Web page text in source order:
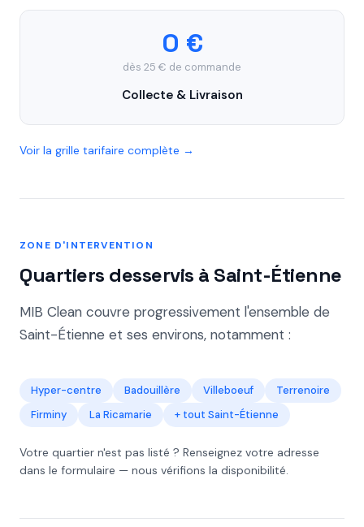
0 €
dès 25 € de commande
Collecte & Livraison
Voir la grille tarifaire complète →
ZONE D'INTERVENTION
Quartiers desservis à Saint-Étienne
MIB Clean couvre progressivement l'ensemble de
Saint-Étienne et ses environs, notamment :
Hyper-centre Badouillère Villeboeuf
Terrenoire
Firminy
La Ricamarie + tout Saint-Étienne
Votre quartier n'est pas listé ? Renseignez votre adresse
dans le formulaire — nous vérifions la disponibilité.